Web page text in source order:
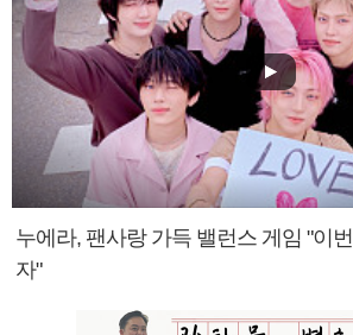
누에라, 팬사랑 가득 밸런스 게임 "이
자"